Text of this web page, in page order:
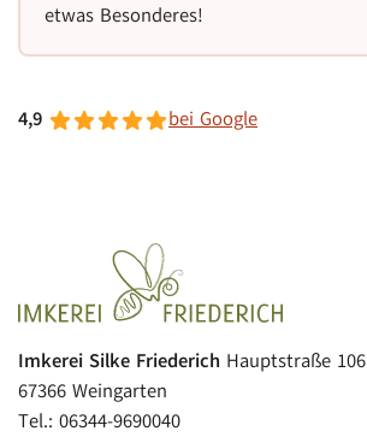
etwas Besonderes!
4,9 bei Google
Imkerei Silke Friederich Hauptstraße 106
67366 Weingarten
Tel.: 06344-9690040